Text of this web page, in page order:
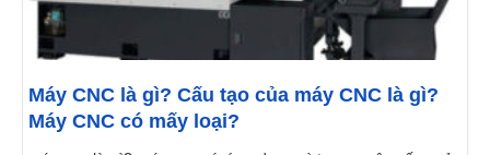
Máy CNC là gì? Cấu tạo của máy CNC là gì?
Máy CNC có mấy loại?